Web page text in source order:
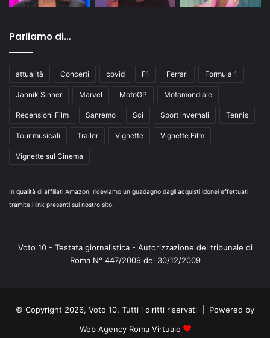
Parliamo di…
attualità Concerti covid F1 Ferrari Formula 1
Jannik Sinner Marvel MotoGP Motomondiale
Recensioni Film Sanremo Sci Sport invernali Tennis
Tour musicali Trailer Vignette Vignette Film
Vignette sul Cinema
In qualità di affiliati Amazon, riceviamo un guadagno dagli acquisti idonei effettuati
tramite i link presenti sul nostro sito.
Voto 10 - Testata giornalistica - Autorizzazione del tribunale di
Roma N° 447/2009 del 30/12/2009
© Copyright 2026, Voto 10. Tutti i diritti riservati | Powered by
Web Agency Roma Virtuale